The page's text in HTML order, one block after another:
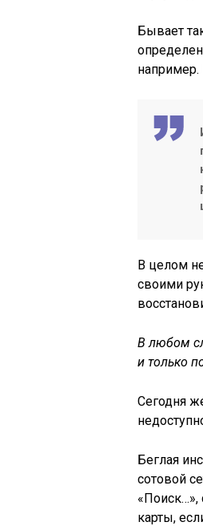
Бывает
например.
В целом
своими
В любом
и только
Сегодня
Беглая
сотовой
«Поиск…»,
карты,